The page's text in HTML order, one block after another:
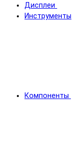
Дисплеи
Инструменты
Компоненты